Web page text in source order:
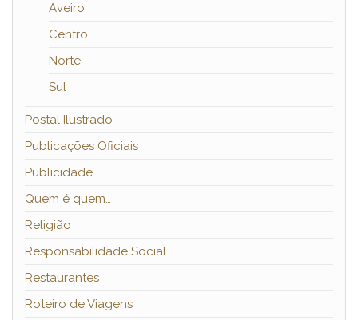
Aveiro
Centro
Norte
Sul
Postal Ilustrado
Publicações Oficiais
Publicidade
Quem é quem…
Religião
Responsabilidade Social
Restaurantes
Roteiro de Viagens